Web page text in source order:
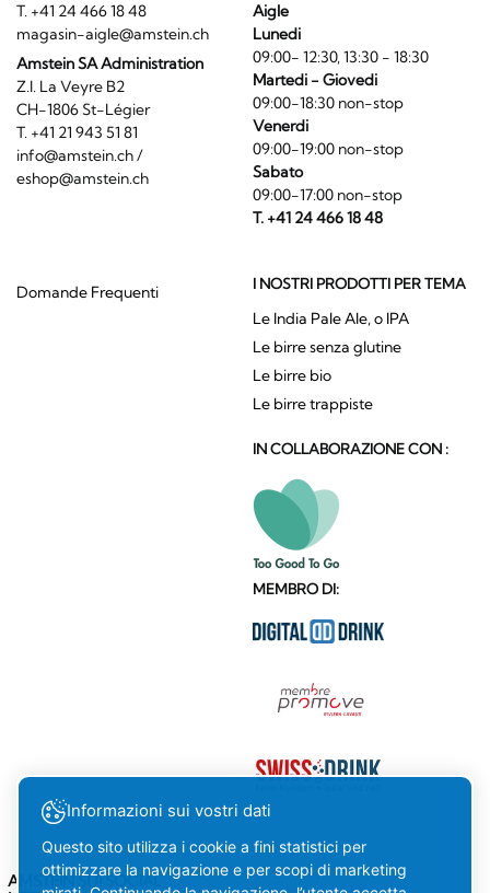
T. +41 24 466 18 48
magasin-aigle@amstein.ch
Amstein SA Administration
Z.I. La Veyre B2
CH-1806 St-Légier
T. +41 21 943 51 81
info@amstein.ch/
eshop@amstein.ch
Aigle
Lunedi
09:00- 12:30, 13:30 - 18:30
Martedi - Giovedi
09:00-18:30 non-stop
Venerdi
09:00-19:00 non-stop
Sabato
09:00-17:00 non-stop
T. +41 24 466 18 48
Domande Frequenti I NOSTRI PRODOTTI PER TEMA
Le India Pale Ale, o IPA
Le birre senza glutine
Le birre bio
Le birre trappiste
IN COLLABORAZIONE CON :
MEMBRO DI:
AMSTEIN SUI SOCIAL
Informazioni sui vostri dati
Questo sito utilizza i cookie a fini statistici per
ottimizzare la navigazione e per scopi di marketing